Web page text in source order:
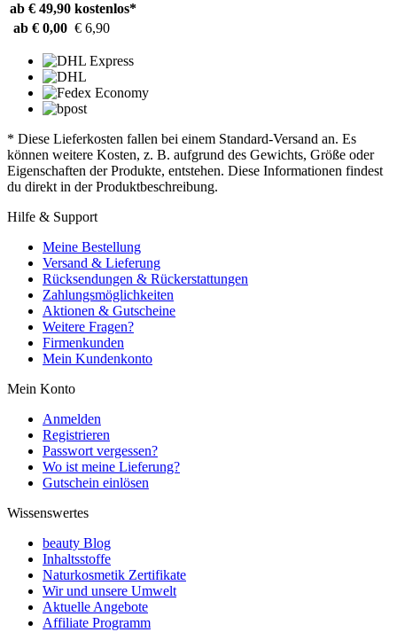
ab € 49,90 kostenlos*
ab € 0,00 € 6,90
* Diese Lieferkosten fallen bei einem Standard-Versand an. Es
können weitere Kosten, z. B. aufgrund des Gewichts, Größe oder
Eigenschaften der Produkte, entstehen. Diese Informationen findest
du direkt in der Produktbeschreibung.
Hilfe & Support
Meine Bestellung
Versand & Lieferung
Rücksendungen & Rückerstattungen
Zahlungsmöglichkeiten
Aktionen & Gutscheine
Weitere Fragen?
Firmenkunden
Mein Kundenkonto
Mein Konto
Anmelden
Registrieren
Passwort vergessen?
Wo ist meine Lieferung?
Gutschein einlösen
Wissenswertes
beauty Blog
Inhaltsstoffe
Naturkosmetik Zertifikate
Wir und unsere Umwelt
Aktuelle Angebote
Affiliate Programm